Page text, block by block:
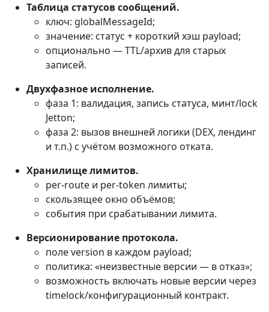
Таблица статусов сообщений.
ключ: globalMessageId;
значение: статус + короткий хэш payload;
опционально — TTL/архив для старых
записей.
Двухфазное исполнение.
фаза 1: валидация, запись статуса, минт/lock
Jetton;
фаза 2: вызов внешней логики (DEX, лендинг
и т.п.) с учётом возможного отката.
Хранилище лимитов.
per-route и per-token лимиты;
скользящее окно объёмов;
события при срабатывании лимита.
Версионирование протокола.
поле version в каждом payload;
политика: «неизвестные версии — в отказ»;
возможность включать новые версии через
timelock/конфигурационный контракт.